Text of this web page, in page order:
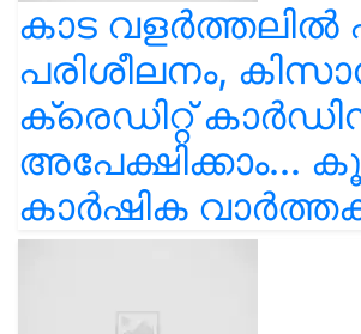
കാട വളര്‍ത്തലിൽ
പരിശീലനം,
ക്രെഡിറ്റ്
കാർഷിക